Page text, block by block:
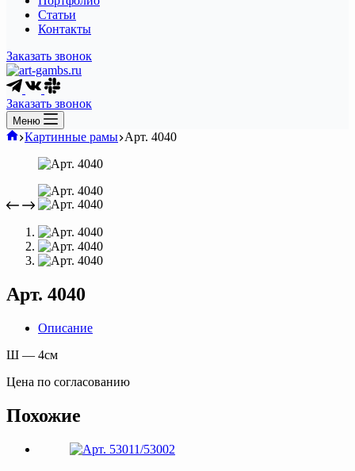
Статьи
Контакты
Заказать звонок
Заказать звонок
Меню
Главная
Картинные рамы Арт. 4040
Арт. 4040
Описание
Ш — 4см
Цена по согласованию
Похожие